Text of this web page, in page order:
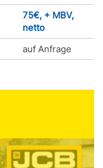
75€, + MBV,
netto
auf Anfrage